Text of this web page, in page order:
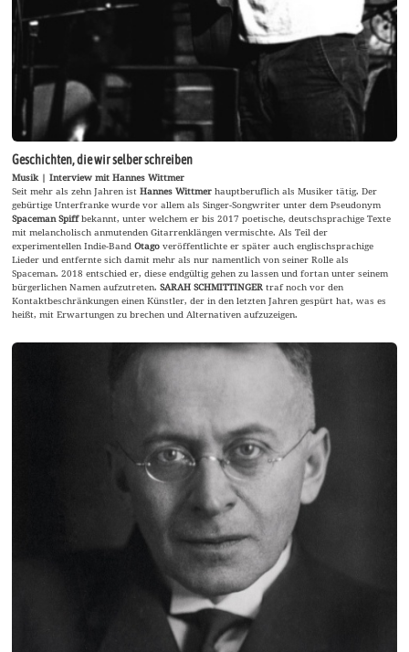
Geschichten, die wir selber schreiben
Musik | Interview mit Hannes Wittmer
Seit mehr als zehn Jahren istHannes Wittmer hauptberuflich als Musiker tätig. Der
gebürtige Unterfranke wurde vor allem als Singer-Songwriter unter dem Pseudonym
Spaceman Spiffbekannt, unter welchem er bis 2017 poetische, deutschsprachige Texte
mit melancholisch anmutenden Gitarrenklängen vermischte. Als Teil der
experimentellen Indie-BandOtagoveröffentlichte er später auch englischsprachige
Lieder und entfernte sich damit mehr als nur namentlich von seiner Rolle als
Spaceman. 2018 entschied er, diese endgültig gehen zu lassen und fortan unter seinem
bürgerlichen Namen aufzutreten.SARAH SCHMITTINGERtraf noch vor den
Kontaktbeschränkungen einen Künstler, der in den letzten Jahren gespürt hat, was es
heißt, mit Erwartungen zu brechen und Alternativen aufzuzeigen.